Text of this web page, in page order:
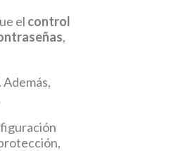
el control
,